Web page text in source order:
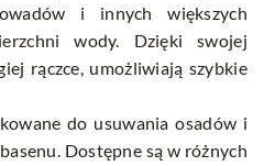
i innych większych
wody. Dzięki swojej
rączce, umożliwiają szybkie
do usuwania osadów i
Dostępne są w różnych